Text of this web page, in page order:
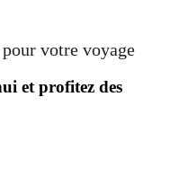
votre voyage
et profitez des